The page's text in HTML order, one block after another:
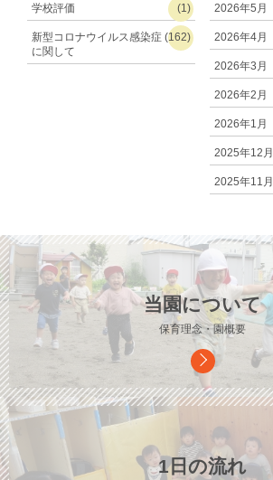
学校評価 (1)
新型コロナウイルス感染症
に関して
(162)
2026年5月
2026年4月
2026年3月
2026年2月
2026年1月
2025年12月
2025年11月
当園について
保育理念・園概要
1日の流れ